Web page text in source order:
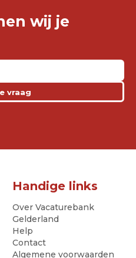
wij je
vraag
Handige links
Over Vacaturebank
Gelderland
Help
Contact
Algemene voorwaarden